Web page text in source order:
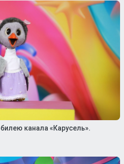
канала «Карусель».